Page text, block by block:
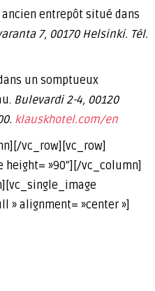
entrepôt situé dans
7, 00170 Helsinki. Tél.
un somptueux
Bulevardi 2-4, 00120
klauskhotel.com/en
vc_row][vc_row]
»90″][/vc_column]
» alignment= »center »]